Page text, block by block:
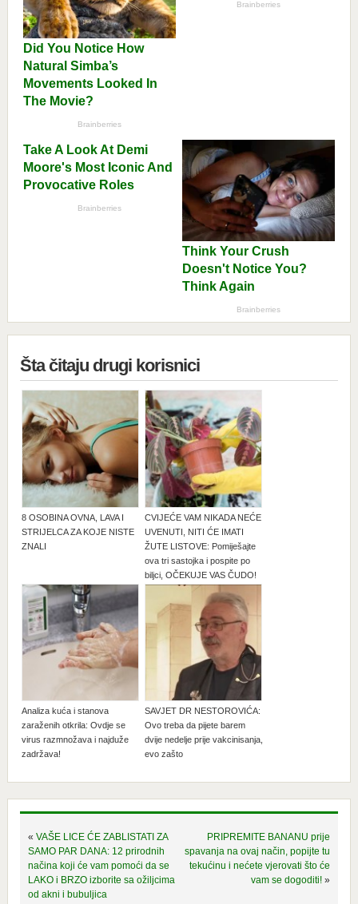
Šta čitaju drugi korisnici
8 OSOBINA OVNA, LAVA I
STRIJELCA ZA KOJE NISTE
ZNALI
CVIJEĆE VAM NIKADA NEĆE
UVENUTI, NITI ĆE IMATI
ŽUTE LISTOVE: Pomiješajte
ova tri sastojka i pospite po
biljci, OČEKUJE VAS ČUDO!
Analiza kuća i stanova
zaraženih otkrila: Ovdje se
virus razmnožava i najduže
zadržava!
SAVJET DR NESTOROVIĆA:
Ovo treba da pijete barem
dvije nedelje prije vakcinisanja,
evo zašto
« VAŠE LICE ĆE ZABLISTATI ZA
SAMO PAR DANA: 12 prirodnih
načina koji će vam pomoći da se
LAKO i BRZO izborite sa ožiljcima
od akni i bubuljica
PRIPREMITE BANANU prije
spavanja na ovaj način, popijte tu
tekućinu i nećete vjerovati što će
vam se dogoditi! »